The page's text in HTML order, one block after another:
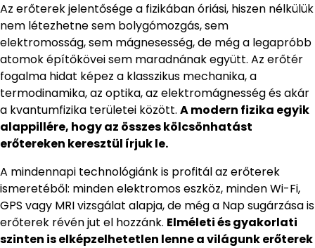
Az erőterek jelentősége a fizikában óriási, hiszen nélkülük
nem létezhetne sem bolygómozgás, sem
elektromosság, sem mágnesesség, de még a legapróbb
atomok építőkövei sem maradnának együtt. Az erőtér
fogalma hidat képez a klasszikus mechanika, a
termodinamika, az optika, az elektromágnesség és akár
a kvantumfizika területei között. A modern fizika egyik
alappillére, hogy az összes kölcsönhatást
erőtereken keresztül írjuk le.
A mindennapi technológiánk is profitál az erőterek
ismeretéből: minden elektromos eszköz, minden Wi-Fi,
GPS vagy MRI vizsgálat alapja, de még a Nap sugárzása is
erőterek révén jut el hozzánk. Elméleti és gyakorlati
szinten is elképzelhetetlen lenne a világunk erőterek